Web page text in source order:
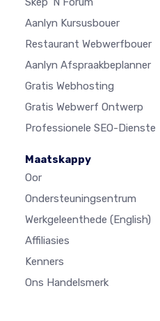
Aanlyn Kursusbouer
Restaurant Webwerfbouer
Aanlyn Afspraakbeplanner
Gratis Webhosting
Gratis Webwerf Ontwerp
Professionele SEO-Dienste
Maatskappy
Oor
Ondersteuningsentrum
Werkgeleenthede (English)
Affiliasies
Kenners
Ons Handelsmerk